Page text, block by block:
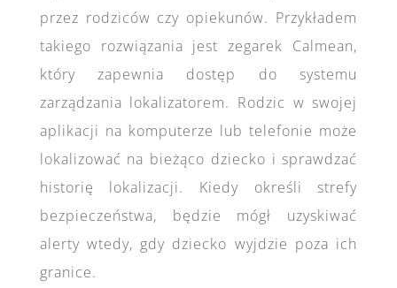
przez rodziców czy opiekunów. Przykładem
takiego rozwiązania jest zegarek Calmean,
który zapewnia dostęp do systemu
zarządzania lokalizatorem. Rodzic w swojej
aplikacji na komputerze lub telefonie może
lokalizować na bieżąco dziecko i sprawdzać
historię lokalizacji. Kiedy określi strefy
bezpieczeństwa, będzie mógł uzyskiwać
alerty wtedy, gdy dziecko wyjdzie poza ich
granice.